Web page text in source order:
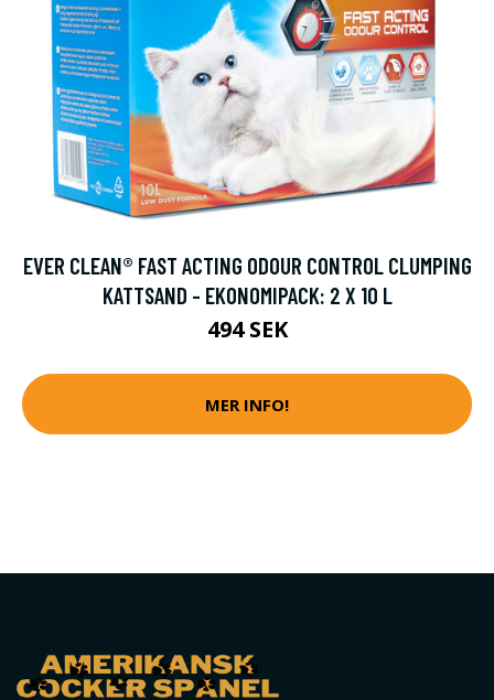
EVER CLEAN® FAST ACTING ODOUR CONTROL CLUMPING
KATTSAND - EKONOMIPACK: 2 X 10 L
494 SEK
MER INFO!